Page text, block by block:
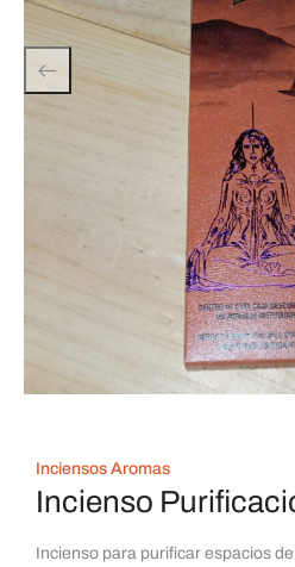
Inciensos Aromas
Incienso
Incienso para purificar espacios